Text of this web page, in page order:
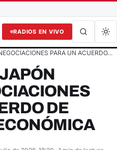
RADIOS EN VIVO
PARA UN ACUERDO…
DE